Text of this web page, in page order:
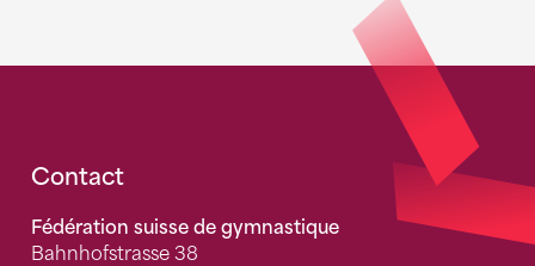
Fusszeile
Contact
Fédération suisse de gymnastique
Bahnhofstrasse 38